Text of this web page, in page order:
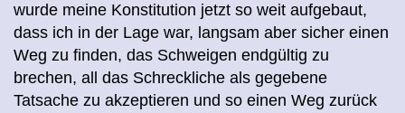
wurde meine Konstitution jetzt so weit aufgebaut,
dass ich in der Lage war, langsam aber sicher einen
Weg zu finden, das Schweigen endgültig zu
brechen, all das Schreckliche als gegebene
Tatsache zu akzeptieren und so einen Weg zurück